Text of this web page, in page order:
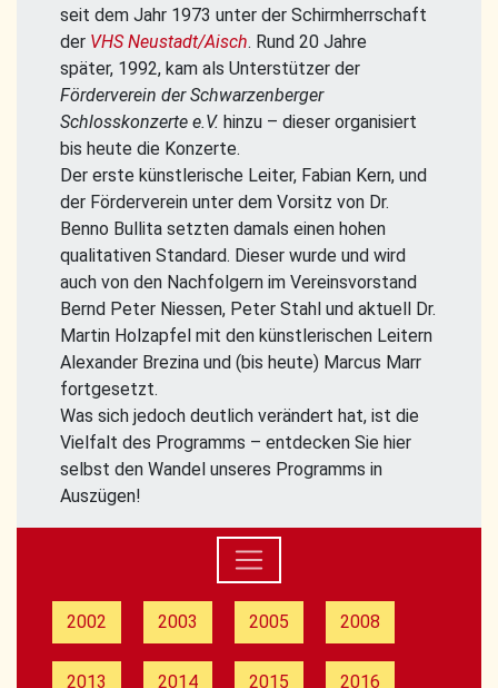
seit dem Jahr 1973 unter der Schirmherrschaft
der VHS Neustadt/Aisch. Rund 20 Jahre
später, 1992, kam als Unterstützer der
Förderverein der Schwarzenberger
Schlosskonzerte e.V. hinzu – dieser organisiert
bis heute die Konzerte.
Der erste künstlerische Leiter, Fabian Kern, und
der Förderverein unter dem Vorsitz von Dr.
Benno Bullita setzten damals einen hohen
qualitativen Standard. Dieser wurde und wird
auch von den Nachfolgern im Vereinsvorstand
Bernd Peter Niessen, Peter Stahl und aktuell Dr.
Martin Holzapfel mit den künstlerischen Leitern
Alexander Brezina und (bis heute) Marcus Marr
fortgesetzt.
Was sich jedoch deutlich verändert hat, ist die
Vielfalt des Programms – entdecken Sie hier
selbst den Wandel unseres Programms in
Auszügen!
2002 2003 2005 2008
2013 2014 2015 2016